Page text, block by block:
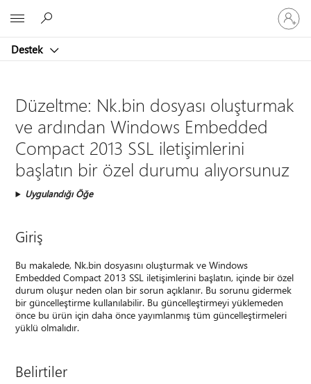
Destek
oturum
açın
Düzeltme: Nk.bin dosyası oluşturmak
ve ardından Windows Embedded
Compact 2013 SSL iletişimlerini
başlatın bir özel durumu alıyorsunuz
Uygulandığı Öğe
Giriş
Bu makalede, Nk.bin dosyasını oluşturmak ve Windows
Embedded Compact 2013 SSL iletişimlerini başlatın, içinde bir özel
durum oluşur neden olan bir sorun açıklanır. Bu sorunu gidermek
bir güncelleştirme kullanılabilir. Bu güncelleştirmeyi yüklemeden
önce bu ürün için daha önce yayımlanmış tüm güncelleştirmeleri
yüklü olmalıdır.
Belirtiler